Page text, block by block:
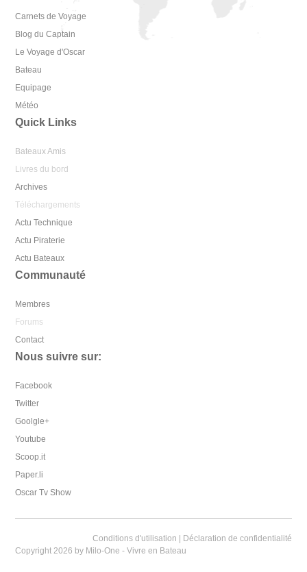
Carnets de Voyage
Blog du Captain
Le Voyage d'Oscar
Bateau
Equipage
Météo
Quick Links
Bateaux Amis
Livres du bord
Archives
Téléchargements
Actu Technique
Actu Piraterie
Actu Bateaux
Communauté
Membres
Forums
Contact
Nous suivre sur:
Facebook
Twitter
Goolgle+
Youtube
Scoop.it
Paper.li
Oscar Tv Show
Conditions d'utilisation
Déclaration de confidentialité
Copyright 2026 by Milo-One - Vivre en Bateau